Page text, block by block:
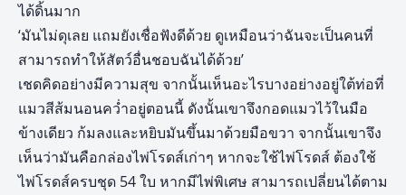
ได้ดิ้นมาก
‘มันไม่ดุเลย แถมยังเชื่อฟังดีด้วย ดูเหมือนว่าฉันจะเป็นคนที่
สามารถทำให้สัตว์อื่นชอบฉันได้ด้วย’
เชดคิดอย่างมีความสุข จากนั้นเห็นอะไรบางอย่างอยู่ใต้ท่อที่
แมวสีส้มนอนคว่ำอยู่ตอนนี้ ดังนั้นเขาจึงกอดแมวไว้ในมือ
ข้างเดียว ก้มลงและหยิบมันขึ้นมาด้วยมือขวา จากนั้นเขาจึง
เห็นว่ามันคือกล่องไพ่โรดส์เก่าๆ หากจะใช้ไพ่โรดส์ ต้องใช้
ไพ่โรดส์ครบชุด 54 ใบ หากมีไพ่พิเศษ สามารถเปลี่ยนได้ตาม